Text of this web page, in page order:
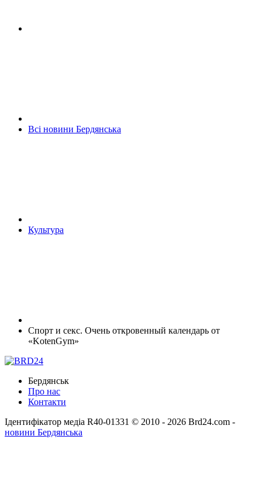
Всі новини Бердянська
Культура
Спорт и секс. Очень откровенный календарь от
«KotenGym»
Бердянськ
Про нас
Контакти
Ідентифікатор медіа R40-01331 © 2010 - 2026 Brd24.com -
новини Бердянська